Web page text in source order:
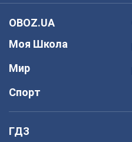
OBOZ.UA
Моя Школа
Мир
Спорт
ГДЗ